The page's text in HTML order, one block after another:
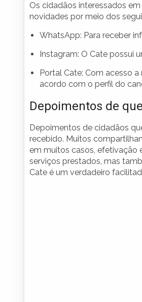
Os cidadãos interessados
novidades por meio dos
WhatsApp: Para receber
Instagram: O Cate possui
Portal Cate: Com acesso
acordo com o perfil do
Depoimentos de
Depoimentos de cidadãos
recebido. Muitos
em muitos casos, efetivação
serviços prestados, mas
Cate é um verdadeiro